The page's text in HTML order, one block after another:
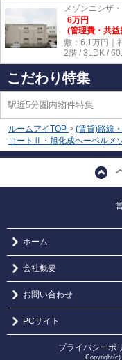
メゾンニシザ
6万円
(管理費・共
敷：6.1万円｜
2階 / 3LDK /
こだわり特集
駅近5分圏内物件特集
ルームアイTOP > (賃貸)路線
コートⅡ・旭化成ヘーベルメ
ホーム
会社概要
お問い合わせ
PCサイト
プライバシーポ
Copyright(c)